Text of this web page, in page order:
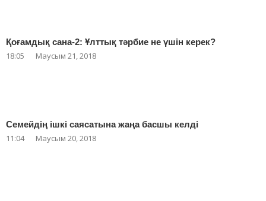
Қоғамдық сана-2: Ұлттық тәрбие не үшін керек?
18:05 Маусым 21, 2018
Семейдің ішкі саясатына жаңа басшы келді
11:04 Маусым 20, 2018